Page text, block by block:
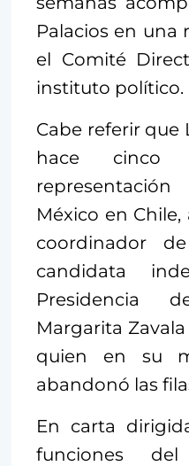
Palacios en una
el Comité
instituto político.
Cabe referir que
hace
México en
coordinador
candidata
Presidencia
Margarita
quien en su
abandonó las
En carta
funciones